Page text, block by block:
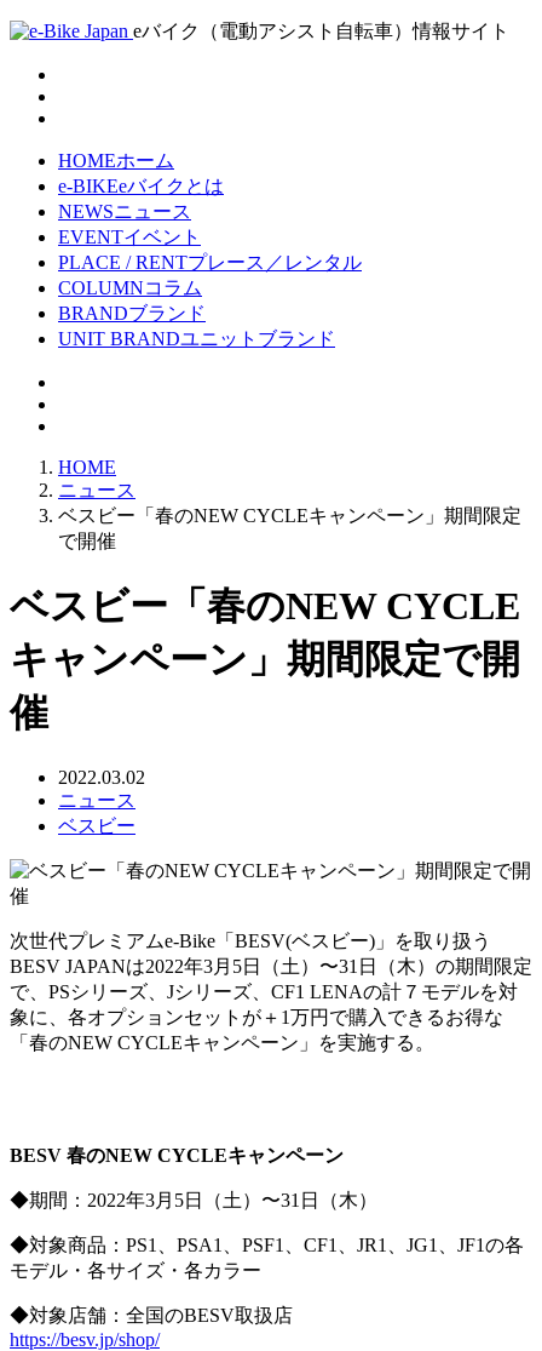
eバイク（電動アシスト自転車）情報サイト
HOMEホーム
e-BIKEeバイクとは
NEWSニュース
EVENTイベント
PLACE / RENTプレース／レンタル
COLUMNコラム
BRANDブランド
UNIT BRANDユニットブランド
HOME
ニュース
ベスビー「春のNEW CYCLEキャンペーン」期間限定
で開催
ベスビー「春のNEW CYCLE
キャンペーン」期間限定で開
催
2022.03.02
ニュース
ベスビー
次世代プレミアムe-Bike「BESV(ベスビー)」を取り扱う
BESV JAPANは2022年3月5日（土）〜31日（木）の期間限定
で、PSシリーズ、Jシリーズ、CF1 LENAの計７モデルを対
象に、各オプションセットが＋1万円で購入できるお得な
「春のNEW CYCLEキャンペーン」を実施する。
BESV 春のNEW CYCLEキャンペーン
◆期間：2022年3月5日（土）〜31日（木）
◆対象商品：PS1、PSA1、PSF1、CF1、JR1、JG1、JF1の各
モデル・各サイズ・各カラー
◆対象店舗：全国のBESV取扱店
https://besv.jp/shop/